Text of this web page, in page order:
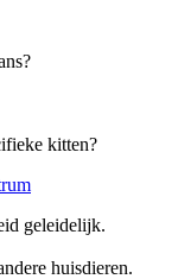
kitten?
geleidelijk.
huisdieren.